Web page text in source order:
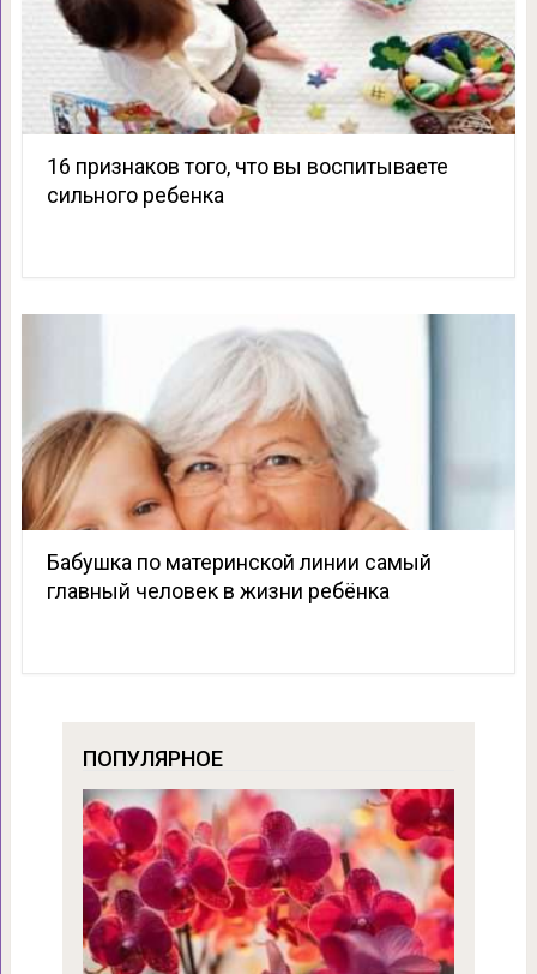
16 признаков того, что вы воспитываете
сильного ребенка
Бабушка по материнской линии самый
главный человек в жизни ребёнка
ПОПУЛЯРНОЕ